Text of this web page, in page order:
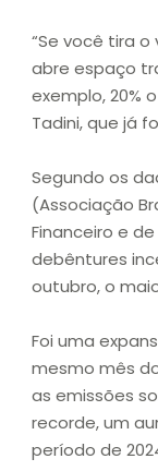
“Se você tira o
abre espaço
exemplo, 20%
Tadini, que já
Segundo os
(Associação
Financeiro e
debêntures
outubro, o
Foi uma
mesmo mês
as emissões
recorde, um
período de